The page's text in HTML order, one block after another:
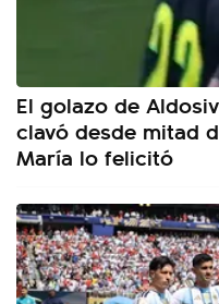
El golazo de
clavó desde mitad
María lo felicitó